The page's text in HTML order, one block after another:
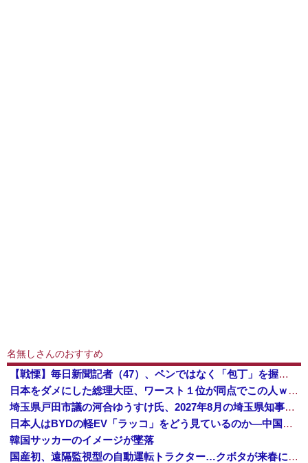
名無しさんのおすすめ
【戦慄】毎日新聞記者（47）、ペンではなく「包丁」を握ってしまった結果・・・・・
日本をダメにした総理大臣、ワースト１位が同点でこの人ｗｗｗｗｗｗ
埼玉県戸田市議の河合ゆうすけ氏、2027年8月の埼玉県知事選への立候補を表明
日本人はBYDの軽EV「ラッコ」をどう見ているのか―中国メディア [8/7]
韓国サッカーのイメージが墜落
国産初、遠隔監視型の自動運転トラクター…クボタが来春に発売！